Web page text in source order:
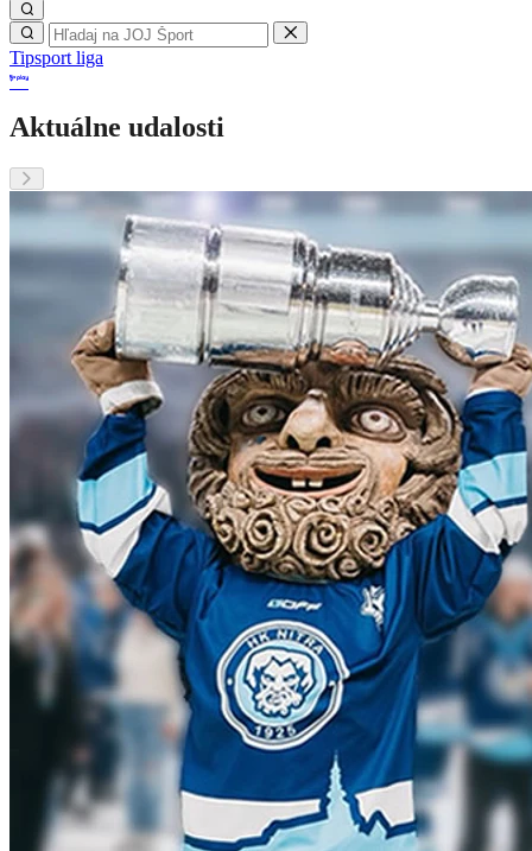
Tipsport liga
Aktuálne udalosti